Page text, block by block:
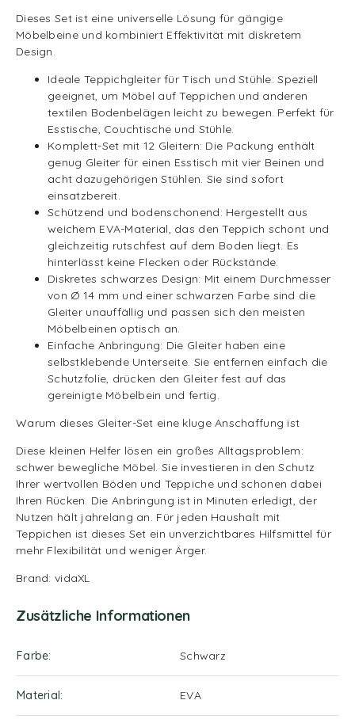
Dieses Set ist eine universelle Lösung für gängige
Möbelbeine und kombiniert Effektivität mit diskretem
Design.
Ideale Teppichgleiter für Tisch und Stühle: Speziell
geeignet, um Möbel auf Teppichen und anderen
textilen Bodenbelägen leicht zu bewegen. Perfekt für
Esstische, Couchtische und Stühle.
Komplett-Set mit 12 Gleitern: Die Packung enthält
genug Gleiter für einen Esstisch mit vier Beinen und
acht dazugehörigen Stühlen. Sie sind sofort
einsatzbereit.
Schützend und bodenschonend: Hergestellt aus
weichem EVA-Material, das den Teppich schont und
gleichzeitig rutschfest auf dem Boden liegt. Es
hinterlässt keine Flecken oder Rückstände.
Diskretes schwarzes Design: Mit einem Durchmesser
von Ø 14 mm und einer schwarzen Farbe sind die
Gleiter unauffällig und passen sich den meisten
Möbelbeinen optisch an.
Einfache Anbringung: Die Gleiter haben eine
selbstklebende Unterseite. Sie entfernen einfach die
Schutzfolie, drücken den Gleiter fest auf das
gereinigte Möbelbein und fertig.
Warum dieses Gleiter-Set eine kluge Anschaffung ist
Diese kleinen Helfer lösen ein großes Alltagsproblem:
schwer bewegliche Möbel. Sie investieren in den Schutz
Ihrer wertvollen Böden und Teppiche und schonen dabei
Ihren Rücken. Die Anbringung ist in Minuten erledigt, der
Nutzen hält jahrelang an. Für jeden Haushalt mit
Teppichen ist dieses Set ein unverzichtbares Hilfsmittel für
mehr Flexibilität und weniger Ärger.
Brand: vidaXL
Zusätzliche Informationen
Farbe Schwarz
Material EVA